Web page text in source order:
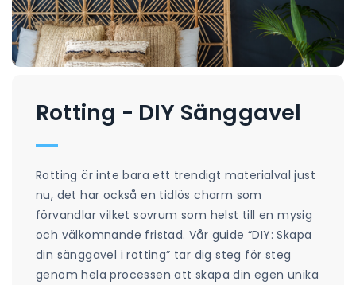
Rotting - DIY Sänggavel
Rotting är inte bara ett trendigt materialval just
nu, det har också en tidlös charm som
förvandlar vilket sovrum som helst till en mysig
och välkomnande fristad. Vår guide “DIY: Skapa
din sänggavel i rotting” tar dig steg för steg
genom hela processen att skapa din egen unika